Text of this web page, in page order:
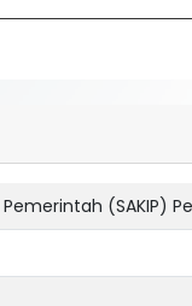
(SAKIP)